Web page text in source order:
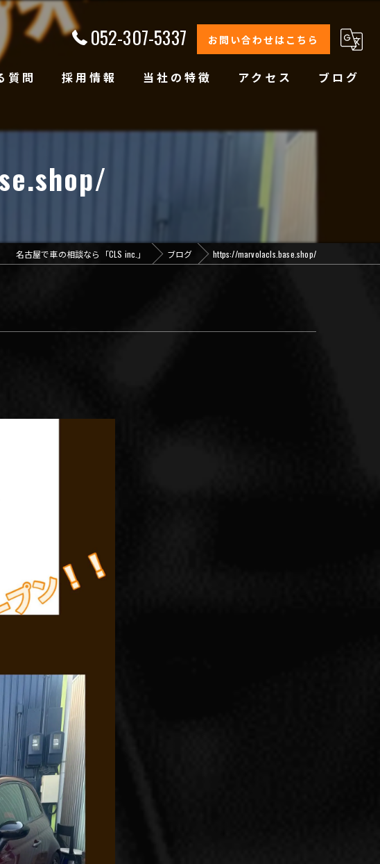
052-307-5337 お問い合わせはこちら
質問 採用情報 当社の特徴
オリジナルブランド
アクセス ブログ
名古屋で車の相談なら「CLS inc.」 ブログ https://marvolacls.base.shop/